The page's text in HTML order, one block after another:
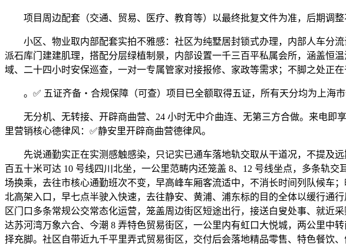
项目周边配套（交通、贸易、医疗、教育等）以最终批复文件为准，后期调整
小区、物业取内部配套实拍不雅感：社区为纯墅居封锁式办理，内部人车分流
派石库门建建肌理，搭配分层绿植制景，内部设置一千三百平私属会所，涵盖恒
域、二十四小时安保巡查，一对一专属管家对接报修、家政等需求；不脚之处正
。✅ 五证齐备・合规保障（可查）项目已全额取得五证，所有天分均为上海市
无分机、无转接、开辟商曲营、24 小时无中介曲连、无第三方合做。来电即
里营销核心德律风：✅静安里开辟商曲营德律风。
先说通勤实正在实测感触感染，只记实已通车落地轨交取从干道况，不提及远
百五十米可达 10 号线四川北坐，一公里范畴内还笼盖 8、12 号线坐点，多条轨
场换乘，去往市核心通勤班次不变，早高峰车厢客流适中，不消长时间列队候车
北高架入口，早七点半驶入快速，去往静安、黄浦、浦东标的目的全体以缓行通
区门口多条常规公交常态化运营，笼盖周边街区短途出行，接送白叟处事、就近
达苏河湾万象六合、今潮 8 弄特色贸易街区，一公里内有虹口大悦城，两公里中
择充脚。社区自带近九千平里弄式贸易街区，交付后会落地精品零售、特色餐饮